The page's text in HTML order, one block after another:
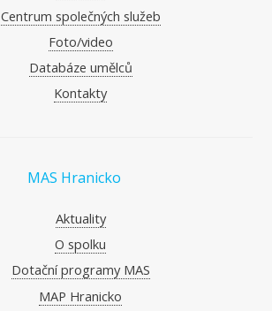
Centrum společných služeb
Foto/video
Databáze umělců
Kontakty
MAS Hranicko
Aktuality
O spolku
Dotační programy MAS
MAP Hranicko